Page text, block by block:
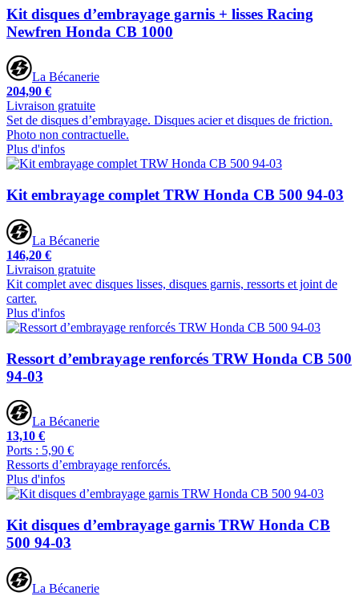
Kit disques d’embrayage garnis + lisses Racing
Newfren Honda CB 1000
La Bécanerie
204,90 €
Livraison gratuite
Set de disques d’embrayage. Disques acier et disques de friction.
Photo non contractuelle.
Plus d'infos
Kit embrayage complet TRW Honda CB 500 94-03
La Bécanerie
146,20 €
Livraison gratuite
Kit complet avec disques lisses, disques garnis, ressorts et joint de
carter.
Plus d'infos
Ressort d’embrayage renforcés TRW Honda CB 500
94-03
La Bécanerie
13,10 €
Ports : 5,90 €
Ressorts d’embrayage renforcés.
Plus d'infos
Kit disques d’embrayage garnis TRW Honda CB
500 94-03
La Bécanerie